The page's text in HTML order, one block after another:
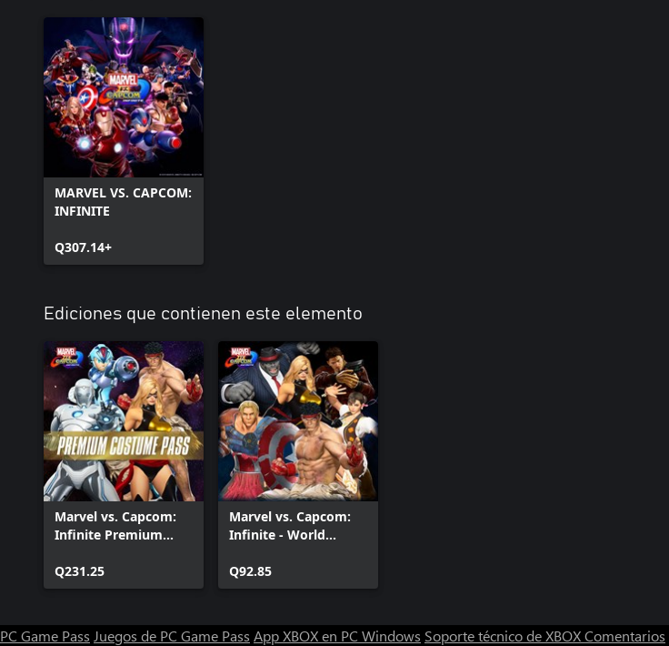
MARVEL VS. CAPCOM:
INFINITE
Q307.14+
Ediciones que contienen este elemento
Marvel vs. Capcom:
Infinite Premium
Q231.25
Marvel vs. Capcom:
Infinite - World
Pack
Q92.85
PC Game Pass Juegos de PC Game Pass App XBOX en PC Windows Soporte técnico de XBOXComentarios